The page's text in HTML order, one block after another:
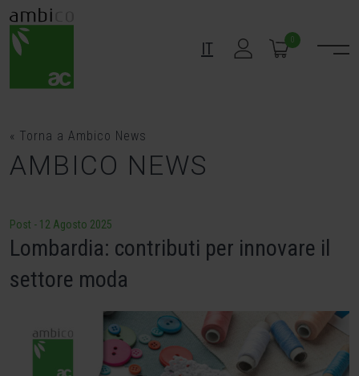
Skip
content
IT 0
« Torna a Ambico News
AMBICO NEWS
Post - 12 Agosto 2025
Lombardia: contributi per innovare il
settore moda